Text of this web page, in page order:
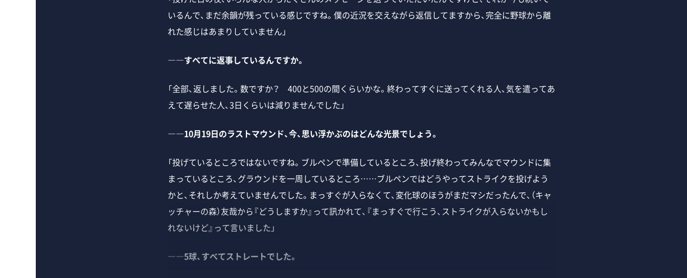
いるんで、まだ余韻が残っている感じですね。僕の近況を交えながら返信してますから、完全に野球から離
れた感じはあまりしていません」
――すべてに返事しているんですか。
「全部、返しました。数ですか？ 400と500の間くらいかな。終わってすぐに送ってくれる人、気を遣ってあ
えて遅らせた人、3日くらいは減りませんでした」
――10月19日のラストマウンド、今、思い浮かぶのはどんな光景でしょう。
「投げているところではないですね。ブルペンで準備しているところ、投げ終わってみんなでマウンドに集
まっているところ、グラウンドを一周しているところ……ブルペンではどうやってストライクを投げよう
かと、それしか考えていませんでした。まっすぐが入らなくて、変化球のほうがまだマシだったんで、（キャ
ッチャーの森）友哉から『どうしますか』って訊かれて、『まっすぐで行こう、ストライクが入らないかもし
れないけど』って言いました」
――5球、すべてストレートでした。